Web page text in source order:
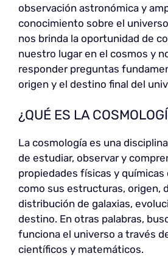
observación astronómica y
conocimiento sobre el
nos brinda la oportunidad de
nuestro lugar en el cosmos y
responder preguntas
origen y el destino final del
¿QUÉ ES LA
La cosmología es una
de estudiar, observar y
propiedades físicas y químicas
como sus estructuras, origen,
distribución de galaxias,
destino. En otras palabras,
funciona el universo a través
científicos y matemáticos.